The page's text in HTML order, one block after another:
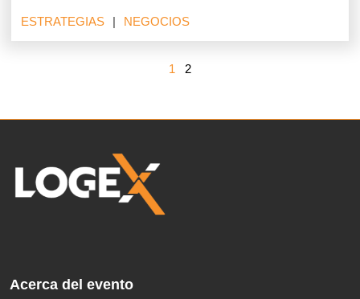
ESTRATEGIAS NEGOCIOS
1 2
Acerca del evento